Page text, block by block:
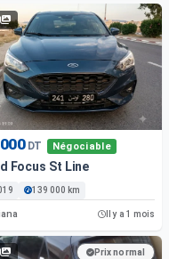
Km Siliana
DT Négociable
Focus St Line
139 000 km
Il y a 1 mois
Prix normal